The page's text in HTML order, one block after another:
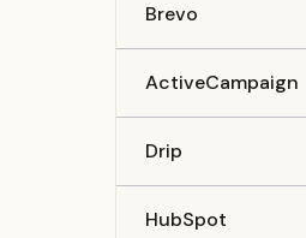
Brevo
ActiveCampaign
Drip
HubSpot